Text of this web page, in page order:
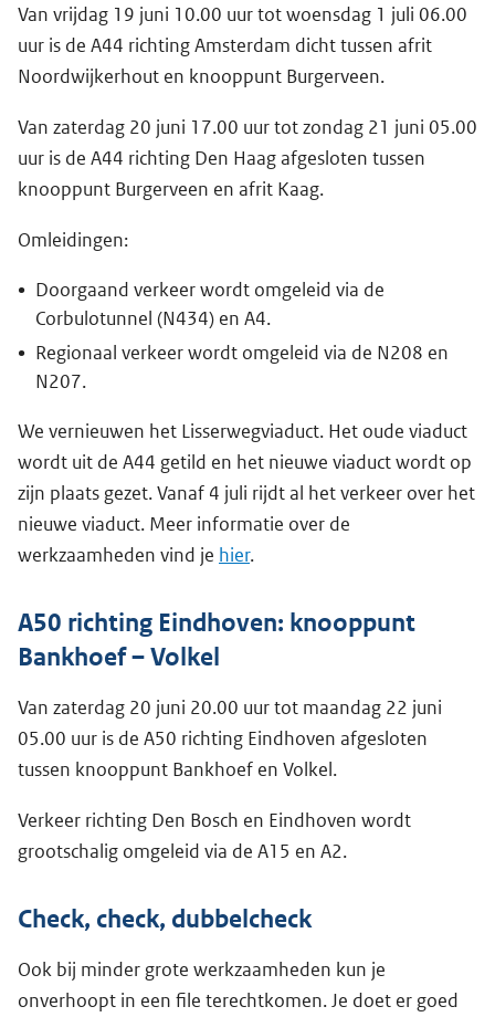
Van vrijdag 19 juni 10.00 uur tot woensdag 1 juli 06.00
uur is de A44 richting Amsterdam dicht tussen afrit
Noordwijkerhout en knooppunt Burgerveen.
Van zaterdag 20 juni 17.00 uur tot zondag 21 juni 05.00
uur is de A44 richting Den Haag afgesloten tussen
knooppunt Burgerveen en afrit Kaag.
Omleidingen:
Doorgaand verkeer wordt omgeleid via de
Corbulotunnel (N434) en A4.
Regionaal verkeer wordt omgeleid via de N208 en
N207.
We vernieuwen het Lisserwegviaduct. Het oude viaduct
wordt uit de A44 getild en het nieuwe viaduct wordt op
zijn plaats gezet. Vanaf 4 juli rijdt al het verkeer over het
nieuwe viaduct. Meer informatie over de
werkzaamheden vind je hier.
A50 richting Eindhoven: knooppunt
Bankhoef – Volkel
Van zaterdag 20 juni 20.00 uur tot maandag 22 juni
05.00 uur is de A50 richting Eindhoven afgesloten
tussen knooppunt Bankhoef en Volkel.
Verkeer richting Den Bosch en Eindhoven wordt
grootschalig omgeleid via de A15 en A2.
Check, check, dubbelcheck
Ook bij minder grote werkzaamheden kun je
onverhoopt in een file terechtkomen. Je doet er goed